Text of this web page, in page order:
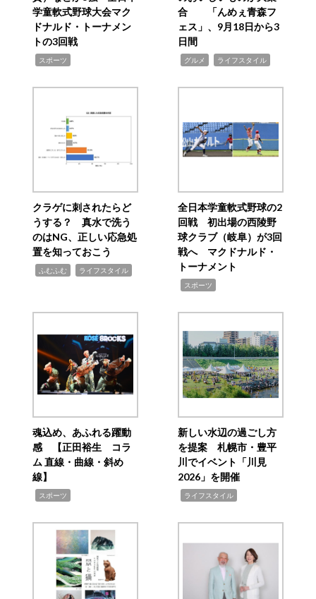
学童軟式野球大会マク
ドナルド・トーナメン
トの3回戦
スポーツ
合 「んめぇ青森フ
ェス」、9月18日から3
日間
グルメ ライフスタイル
クラゲに刺されたらど
うする？ 真水で洗う
のはNG、正しい応急処
置を知っておこう
ふむふむ ライフスタイル
全日本学童軟式野球の2
回戦 初出場の西陵野
球クラブ（岐阜）が3回
戦へ マクドナルド・
トーナメント
スポーツ
魂込め、あふれる躍動
感 【正田裕生 コラ
ム 直線・曲線・斜め
線】
スポーツ
新しい水辺の過ごし方
を提案 札幌市・豊平
川でイベント「川見
2026」を開催
ライフスタイル